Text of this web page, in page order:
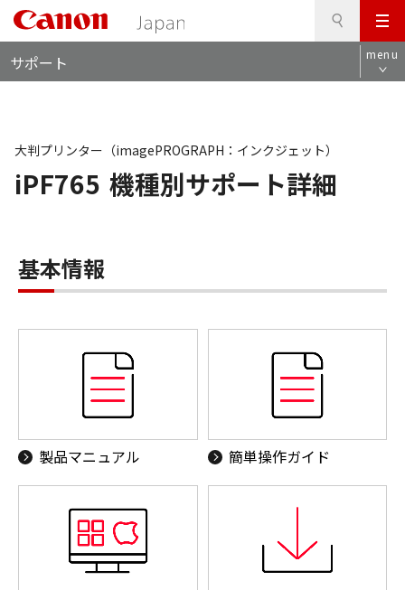
メ
ニ
ュ
サポート menu
iPF765 機種別サポート詳細
大判プリンター（imagePROGRAPH：インクジェット）
基本情報
製品マニュアル 簡単操作ガイド